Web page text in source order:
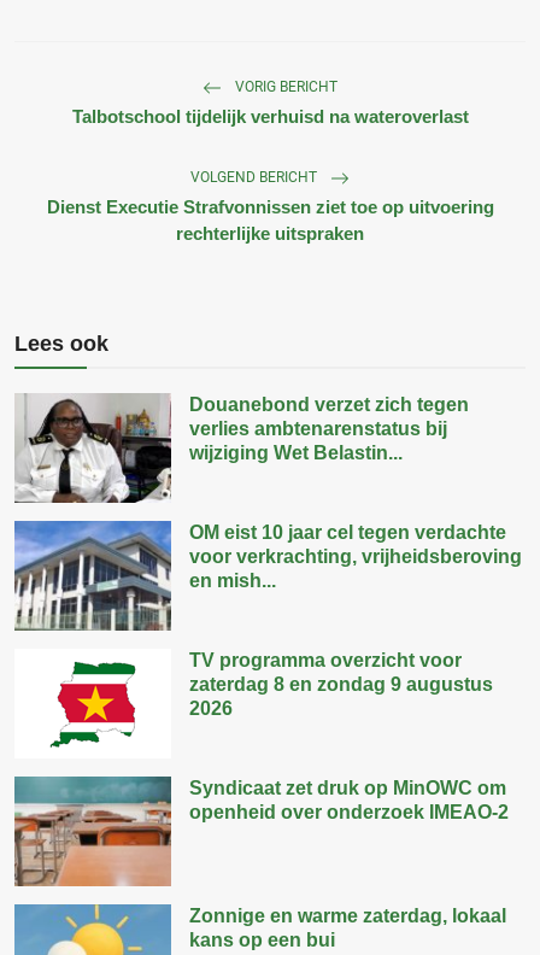
VORIG BERICHT
Talbotschool tijdelijk verhuisd na wateroverlast
VOLGEND BERICHT
Dienst Executie Strafvonnissen ziet toe op uitvoering
rechterlijke uitspraken
Lees ook
Douanebond verzet zich tegen
verlies ambtenarenstatus bij
wijziging Wet Belastin...
OM eist 10 jaar cel tegen verdachte
voor verkrachting, vrijheidsberoving
en mish...
TV programma overzicht voor
zaterdag 8 en zondag 9 augustus
2026
Syndicaat zet druk op MinOWC om
openheid over onderzoek IMEAO-2
Zonnige en warme zaterdag, lokaal
kans op een bui